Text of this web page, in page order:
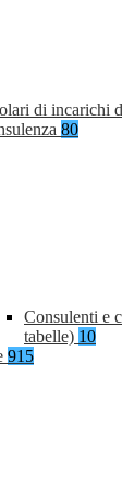
di incarichi
80
Consulenti e
tabelle) 10
915